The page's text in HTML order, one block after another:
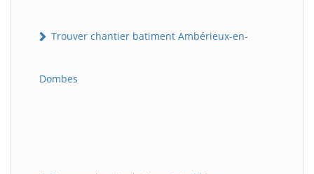
Trouver chantier batiment Ambérieux-en-
Dombes